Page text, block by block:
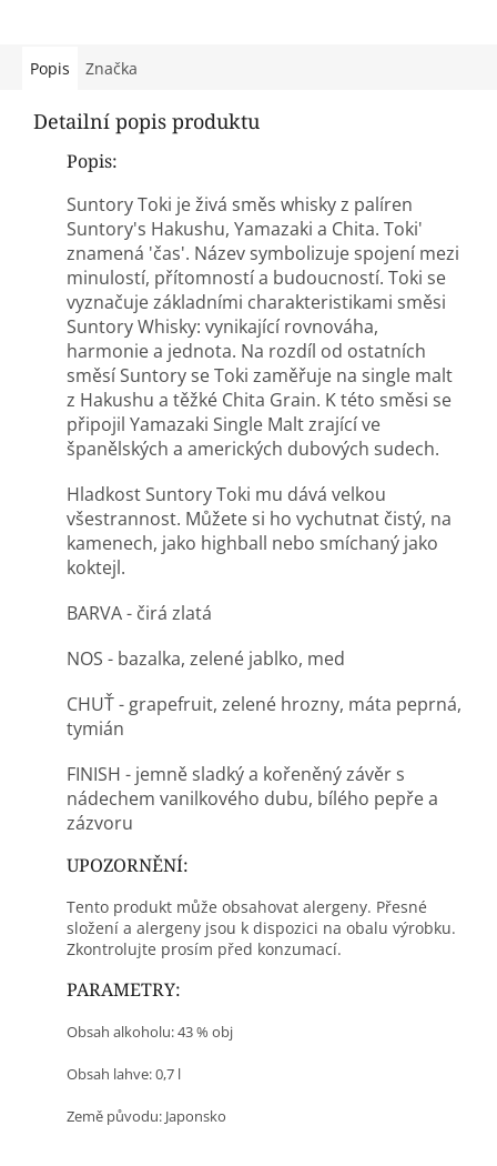
Popis Značka
Detailní popis produktu
Popis:
Suntory Toki je živá směs whisky z palíren
Suntory's Hakushu, Yamazaki a Chita. Toki'
znamená 'čas'. Název symbolizuje spojení mezi
minulostí, přítomností a budoucností. Toki se
vyznačuje základními charakteristikami směsi
Suntory Whisky: vynikající rovnováha,
harmonie a jednota. Na rozdíl od ostatních
směsí Suntory se Toki zaměřuje na single malt
z Hakushu a těžké Chita Grain. K této směsi se
připojil Yamazaki Single Malt zrající ve
španělských a amerických dubových sudech.
Hladkost Suntory Toki mu dává velkou
všestrannost. Můžete si ho vychutnat čistý, na
kamenech, jako highball nebo smíchaný jako
koktejl.
BARVA - čirá zlatá
NOS - bazalka, zelené jablko, med
CHUŤ - grapefruit, zelené hrozny, máta peprná,
tymián
FINISH - jemně sladký a kořeněný závěr s
nádechem vanilkového dubu, bílého pepře a
zázvoru
UPOZORNĚNÍ:
Tento produkt může obsahovat alergeny. Přesné
složení a alergeny jsou k dispozici na obalu výrobku.
Zkontrolujte prosím před konzumací.
PARAMETRY:
Obsah alkoholu: 43 % obj
Obsah lahve: 0,7 l
Země původu: Japonsko